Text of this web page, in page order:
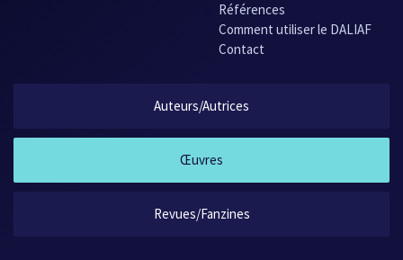
Références
Comment utiliser le DALIAF
Contact
Auteurs/Autrices
Œuvres
Revues/Fanzines